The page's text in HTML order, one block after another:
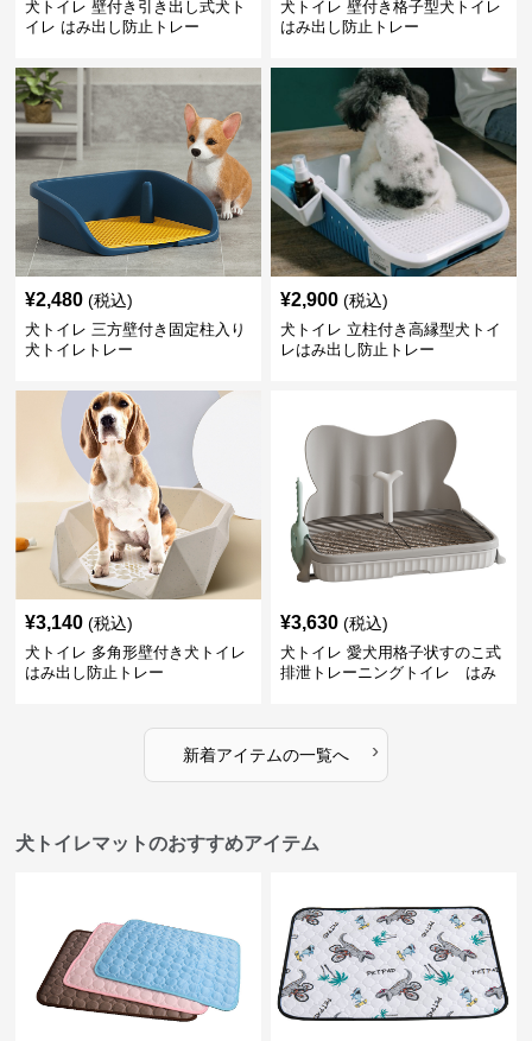
犬トイレ 壁付き引き出し式犬ト
イレ はみ出し防止トレー
犬トイレ 壁付き格子型犬トイレ
はみ出し防止トレー
¥2,480 (税込)
犬トイレ 三方壁付き固定柱入り
犬トイレトレー
¥2,900 (税込)
犬トイレ 立柱付き高縁型犬トイ
レはみ出し防止トレー
¥3,140 (税込)
犬トイレ 多角形壁付き犬トイレ
はみ出し防止トレー
¥3,630 (税込)
犬トイレ 愛犬用格子状すのこ式
排泄トレーニングトイレ はみ
新着アイテムの一覧へ ›
犬トイレマットのおすすめアイテム